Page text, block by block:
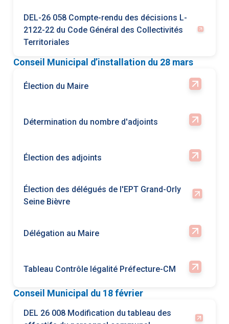
Élection du Maire
Élection des adjoints
Élection des délégués de l'EPT Grand-Orly
Délégation au Maire
Tableau Contrôle légalité Préfecture-CM
fonds de solidarité des communes de la
Région Ile-de-France (FSRIF)